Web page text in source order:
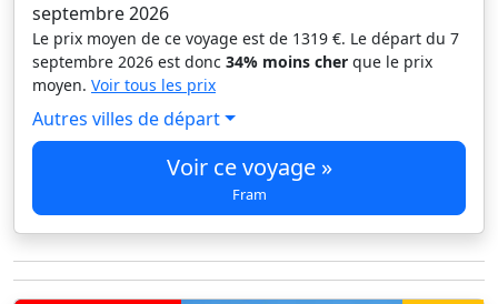
septembre 2026
Le prix moyen de ce voyage est de 1319 €. Le départ du 7
septembre 2026 est donc 34% moins cher que le prix
moyen. Voir tous les prix
Autres villes de départ
Voir ce voyage »
Fram